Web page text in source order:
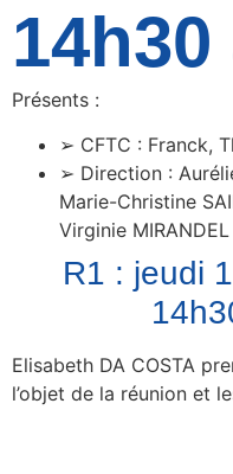
14h30
Présents :
➢ CFTC : Franck,
➢ Direction :
Marie-Christine
Virginie MIRANDEL
R1 : jeudi
Elisabeth DA COSTA
l’objet de la réunion et